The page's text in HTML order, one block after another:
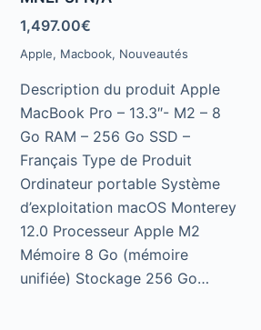
u
t
o
f
1,497.00€
Apple, Macbook, Nouveautés
Description du produit Apple
MacBook Pro – 13.3″- M2 – 8
Go RAM – 256 Go SSD –
Français Type de Produit
Ordinateur portable Système
d’exploitation macOS Monterey
12.0 Processeur Apple M2
Mémoire 8 Go (mémoire
unifiée) Stockage 256 Go…